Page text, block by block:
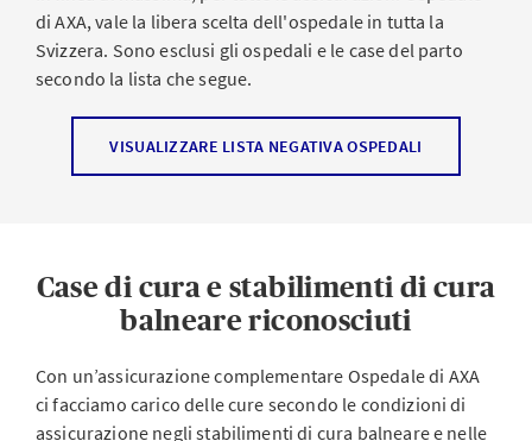
di AXA, vale la libera scelta dell'ospedale in tutta la
Svizzera. Sono esclusi gli ospedali e le case del parto
secondo la lista che segue.
La lista degli ospedali di AXA Prevenzione e promozione
salute è valida per i prodotti Ospedale secondo la LCA:
Ospedale Flex 2
Ospedale reparto privato
Infortuni Privati
VISUALIZZARE LISTA NEGATIVA OSPEDALI
Case di cura e stabilimenti di cura
balneare riconosciuti
Con un’assicurazione complementare Ospedale di AXA
ci facciamo carico delle cure secondo le condizioni di
assicurazione negli stabilimenti di cura balneare e nelle